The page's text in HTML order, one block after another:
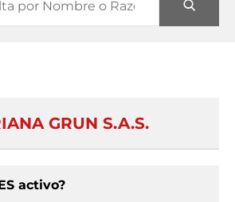
GRUN S.A.S.
activo?